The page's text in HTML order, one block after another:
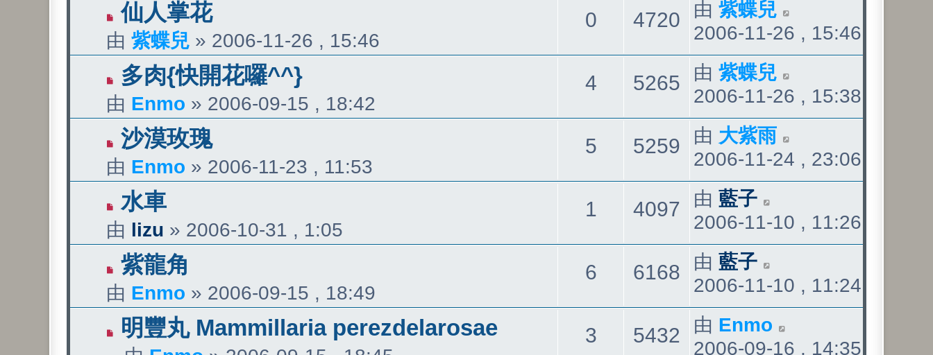
表
仙人掌花
由 紫蝶兒 » 2006-11-26 , 15:46
0回
4720 觀
看
最
後
發
表
由 紫蝶兒
2006-11-26 , 15:46
多肉{快開花囉^^}
由 Enmo » 2006-09-15 , 18:42
4回
5265 觀
看
最
後
發
表
由 紫蝶兒
2006-11-26 , 15:38
沙漠玫瑰
由 Enmo » 2006-11-23 , 11:53
5回
5259 觀
看
最
後
發
表
由 大紫雨
2006-11-24 , 23:06
水車
由 lizu » 2006-10-31 , 1:05
1 4097 觀
看
最
後
發
表
由 藍子
2006-11-10 , 11:26
紫龍角
由 Enmo » 2006-09-15 , 18:49
6回
6168 觀
看
最
後
發
表
由 藍子
2006-11-10 , 11:24
明豐丸 Mammillaria perezdelarosae 3回 5432 觀最
後
由 Enmo
2006-09-16 , 14:35